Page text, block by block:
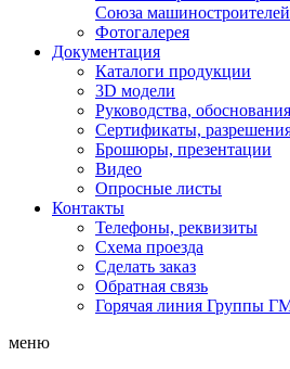
Союза
Фотогалерея
Документация
Каталоги продукции
3D модели
Руководства,
Сертификаты,
Брошюры, презентации
Видео
Опросные листы
Контакты
Телефоны, реквизиты
Схема проезда
Сделать заказ
Обратная связь
Горячая линия Группы
меню